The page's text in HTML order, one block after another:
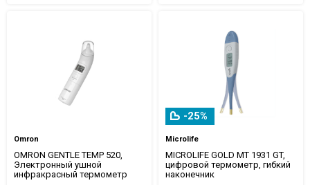
Omron
OMRON GENTLE TEMP 520,
Электронный ушной
инфракрасный термометр
-25%
Microlife
MICROLIFE GOLD MT 1931 GT,
цифровой термометр, гибкий
наконечник